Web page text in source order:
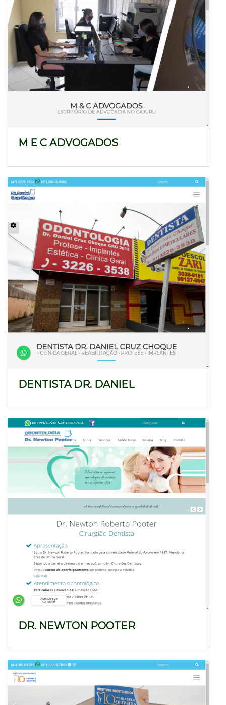
M E C ADVOGADOS
DENTISTA DR. DANIEL
DR. NEWTON POOTER